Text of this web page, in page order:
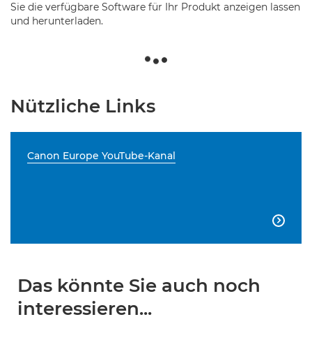
Sie die verfügbare Software für Ihr Produkt anzeigen lassen
und herunterladen.
Nützliche Links
Canon Europe YouTube-Kanal

Das könnte Sie auch noch
interessieren...